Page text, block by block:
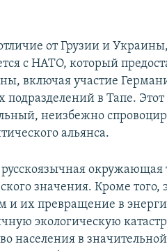
от Грузии и
с НАТО, который
включая участие
подразделений в Тапе.
неизбежно
альянса.
значения. Кроме
и их превращение в
экологическую
населения в